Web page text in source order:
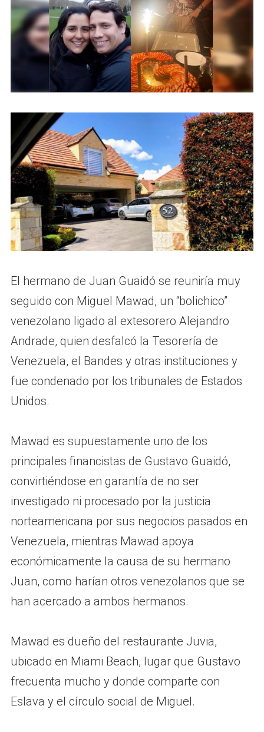
El hermano de Juan Guaidó se reuniría muy
seguido con Miguel Mawad, un “bolichico”
venezolano ligado al extesorero Alejandro
Andrade, quien desfalcó la Tesorería de
Venezuela, el Bandes y otras instituciones y
fue condenado por los tribunales de Estados
Unidos.
Mawad es supuestamente uno de los
principales financistas de Gustavo Guaidó,
convirtiéndose en garantía de no ser
investigado ni procesado por la justicia
norteamericana por sus negocios pasados en
Venezuela, mientras Mawad apoya
económicamente la causa de su hermano
Juan, como harían otros venezolanos que se
han acercado a ambos hermanos.
Mawad es dueño del restaurante Juvia,
ubicado en Miami Beach, lugar que Gustavo
frecuenta mucho y donde comparte con
Eslava y el círculo social de Miguel.